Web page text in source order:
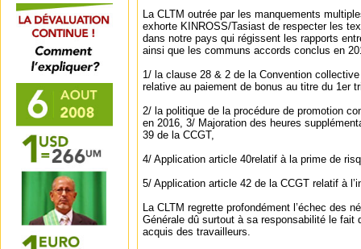
La CLTM outrée par les manquements
exhorte KINROSS/Tasiast de respecter les
dans notre pays qui régissent les rapports
ainsi que les communs accords conclus en
1/ la clause 28 & 2 de la Convention
relative au paiement de bonus au titre du 1er
2/ la politique de la procédure de promotion
en 2016, 3/ Majoration des heures
39 de la CCGT,
4/ Application article 40relatif à la prime de
5/ Application article 42 de la CCGT relatif à
La CLTM regrette profondément l’échec des
Générale dû surtout à sa responsabilité le fait
acquis des travailleurs.